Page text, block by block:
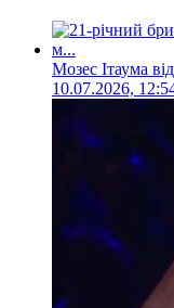
Мозес Ітаума
10.07.2026,